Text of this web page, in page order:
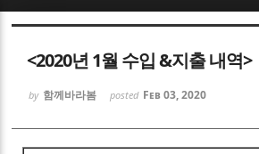
<2020년 1월 수입 &지출 내역>
by 함께바라봄 posted Feb 03, 2020
Sketchbook5, 스케치북5